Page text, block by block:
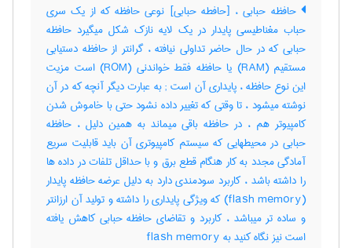
حافظه حبابی ، [حافطه حبابی] نوعی حافظه که از یک سری
حباب مغناطیسی پایدار در یک لایه نازک شکل میگیرد حافظه
حبابی که در حال حاضر تداولی نیافته ، گرانتر از حافظه دستیابی
مستقیم (‎RAM) یا حافظه فقط خواندنی (‎ROM) است مزیت
این نوع حافظه ، پایداری آن است‎ ; به عبارت دیگر آنچه که در آن
نوشته میشود ، تا وقتی که تغییر داده نشود حتی با خاموش شدن
کامپیوتر هم ، در حافظه باقی میماند به همین دلیل ، حافظه
حبابی در محیطهایی که سیستم کامپیوتری آن باید قابلیت سریع
آمادگی مجدد به کار هنگام قطع برق و با حداقل تلفات در داده ها
را داشته باشد ، کاربرد سودمندی دارد به دلیل عرضه حافظه پایدار
(‎flash memory) که ویژگی پایداری را داشته و تولید آن ارزانتر
و ساده تر میباشد ، کاربرد و تقاضای حافظه حبابی کاهش یافته
است نیز نگاه کنید به ‎ flash memory